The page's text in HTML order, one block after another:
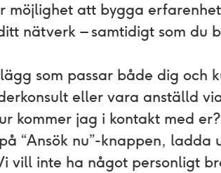
möjlighet att bygga
nätverk – samtidigt som du
som passar både dig och
eller vara anställd
kommer jag i kontakt med er?
“Ansök nu”-knappen, ladda
vill inte ha något personligt